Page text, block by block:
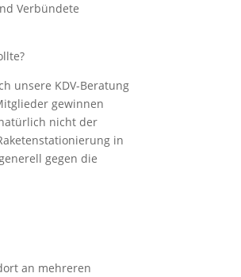
Verbündete
unsere KDV-Beratung
gewinnen
nicht der
in
gegen die
an mehreren